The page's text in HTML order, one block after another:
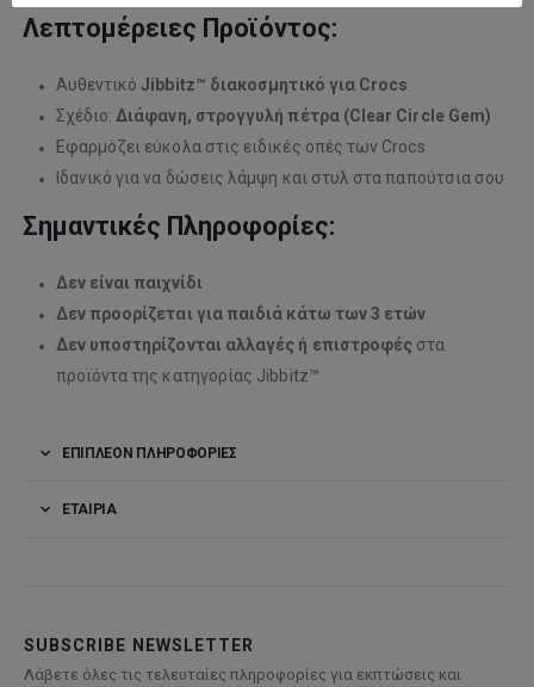
Λεπτομέρειες Προϊόντος:
ΑυθεντικόJibbitz™ διακοσμητικό για Crocs
Σχέδιο:Διάφανη, στρογγυλή πέτρα (Clear Circle Gem)
Εφαρμόζει εύκολα στις ειδικές οπές των Crocs
Ιδανικό για να δώσεις λάμψη και στυλ στα παπούτσια σου
Σημαντικές Πληροφορίες:
Δεν είναι παιχνίδι
Δεν προορίζεται για παιδιά κάτω των 3 ετών
Δεν υποστηρίζονται αλλαγές ή επιστροφές στα
προϊόντα της κατηγορίας Jibbitz™
ΕΠΙΠΛΈΟΝ ΠΛΗΡΟΦΟΡΊΕΣ
ΕΤΑΙΡΊΑ
SUBSCRIBE NEWSLETTER
Λάβετε όλες τις τελευταίες πληροφορίες για εκπτώσεις και